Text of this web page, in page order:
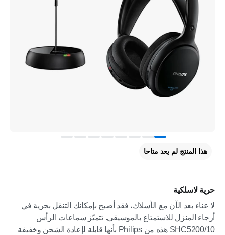
حرية لاسلكية
لا عناء بعد الآن مع الأسلاك، فقد أصبح بإمكانك التنقل بحرية في
أرجاء المنزل للاستمتاع بالموسيقى. تتميّز سماعات الرأس
SHC5200/10 هذه من Philips بأنها قابلة لإعادة الشحن وخفيفة
هذا المنتج لم يعد متاحا